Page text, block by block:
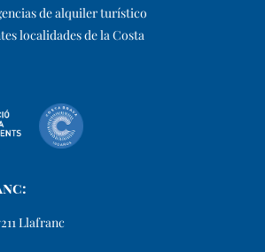
de alquiler turístico
localidades de la Costa
Llafranc